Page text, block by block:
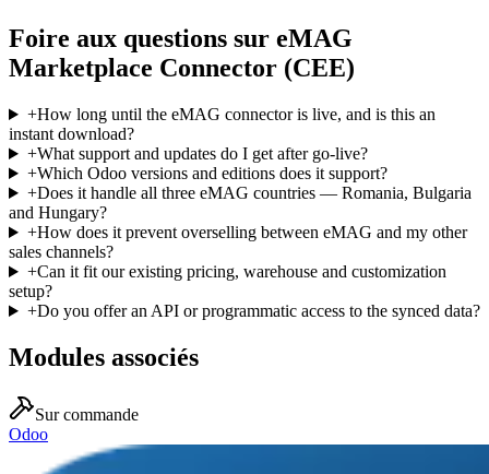
Foire aux questions sur eMAG
Marketplace Connector (CEE)
+How long until the eMAG connector is live, and is this an
instant download?
+What support and updates do I get after go-live?
+Which Odoo versions and editions does it support?
+Does it handle all three eMAG countries — Romania, Bulgaria
and Hungary?
+How does it prevent overselling between eMAG and my other
sales channels?
+Can it fit our existing pricing, warehouse and customization
setup?
+Do you offer an API or programmatic access to the synced data?
Modules associés
Sur commande
Odoo